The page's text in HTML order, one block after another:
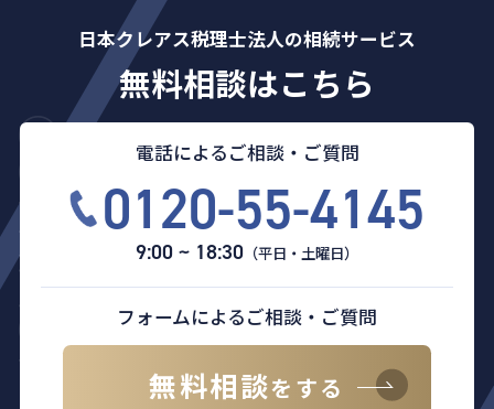
日本クレアス税理士法人の相続サービス
無料相談はこちら
電話によるご相談・ご質問
0120-55-4145
9:00 ~ 18:30 （平日・土曜日）
フォームによるご相談・ご質問
無料相談をする